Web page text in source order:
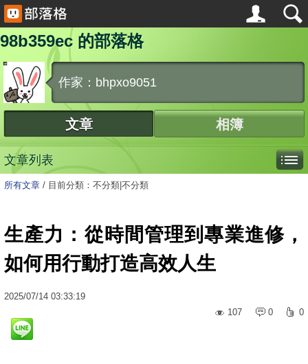
98b359ec 的部落格
作家：bhpxo9051
文章 相簿
文章列表
所有文章 / 目前分類：不分類|不分類
生產力：從時間管理到專業進修，
如何用行動打造高效人生
2025/07/14 03:33:19
107
0 0